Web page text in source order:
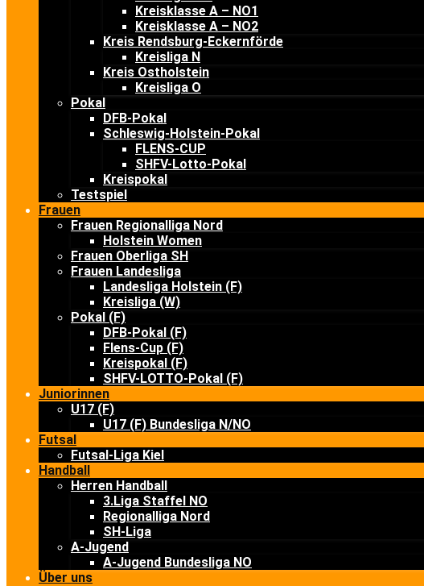
Kreisklasse A – NO1
Kreisklasse A – NO2
Kreis Rendsburg-Eckernförde
Kreisliga N
Kreis Ostholstein
Kreisliga O
Pokal
DFB-Pokal
Schleswig-Holstein-Pokal
FLENS-CUP
SHFV-Lotto-Pokal
Kreispokal
Testspiel
Frauen
Frauen Regionalliga Nord
Holstein Women
Frauen Oberliga SH
Frauen Landesliga
Landesliga Holstein (F)
Kreisliga (W)
Pokal (F)
DFB-Pokal (F)
Flens-Cup (F)
Kreispokal (F)
SHFV-LOTTO-Pokal (F)
Juniorinnen
U17 (F)
U17 (F) Bundesliga N/NO
Futsal
Futsal-Liga Kiel
Handball
Herren Handball
3.Liga Staffel NO
Regionalliga Nord
SH-Liga
A-Jugend
A-Jugend Bundesliga NO
Über uns